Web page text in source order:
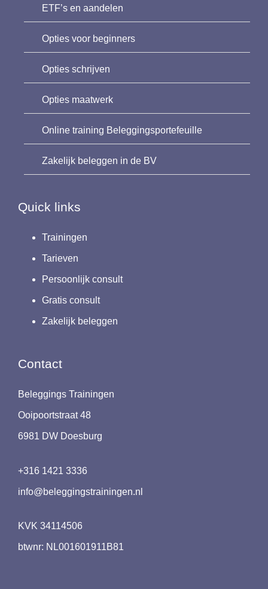
ETF’s en aandelen
Opties voor beginners
Opties schrijven
Opties maatwerk
Online training Beleggingsportefeuille
Zakelijk beleggen in de BV
Quick links
Trainingen
Tarieven
Persoonlijk consult
Gratis consult
Zakelijk beleggen
Contact
Beleggings Trainingen
Ooipoortstraat 48
6981 DW Doesburg
+316 1421 3336
info@beleggingstrainingen.nl
KVK 34114506
btwnr: NL001601911B81